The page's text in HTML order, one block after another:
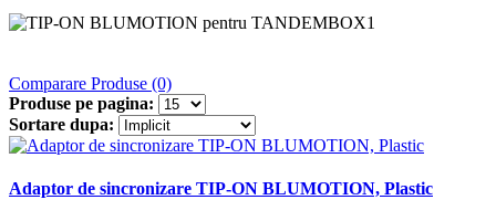
Comparare Produse (0)
Produse pe pagina:
Sortare dupa:
Adaptor de sincronizare TIP-ON BLUMOTION, Plastic